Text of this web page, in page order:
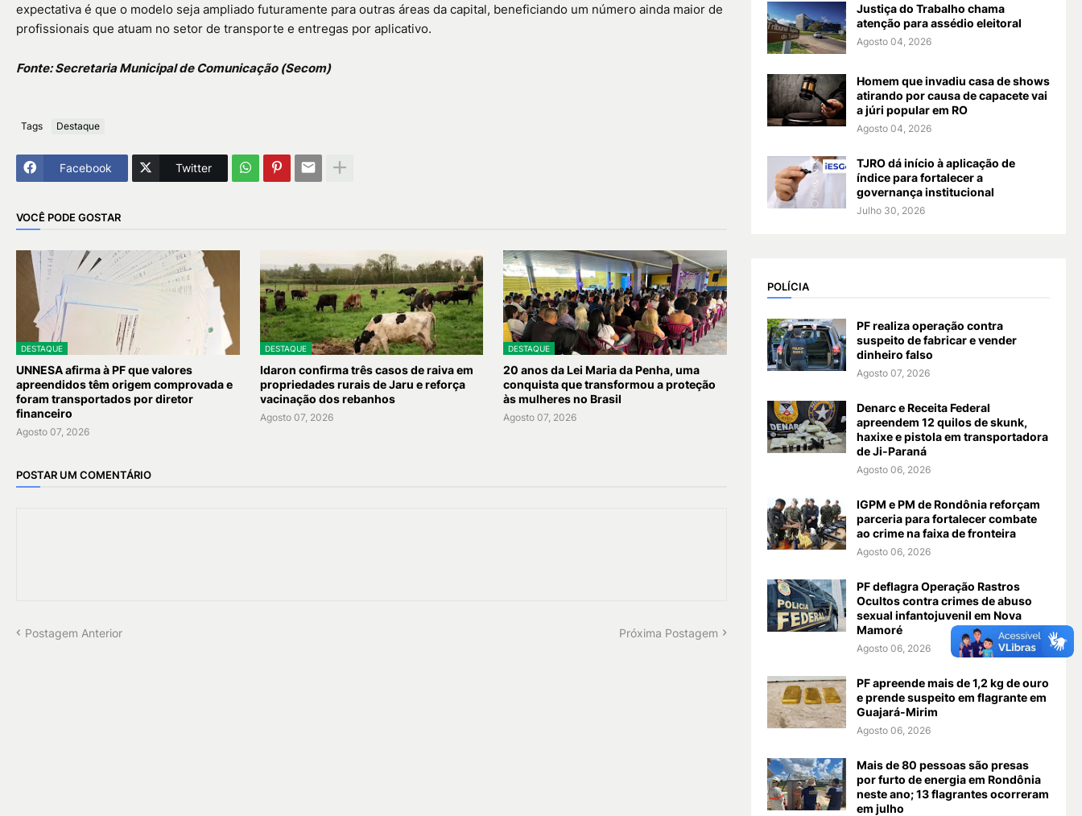
expectativa é que o modelo seja ampliado futuramente para outras áreas da capital, beneficiando um número ainda maior de
profissionais que atuam no setor de transporte e entregas por aplicativo.
Fonte:Secretaria Municipal de Comunicação (Secom)
Tags Destaque
Facebook Twitter
VOCÊ PODE GOSTAR
DESTAQUE
UNNESA afirma à PF que valores
apreendidos têm origem comprovada e
foram transportados por diretor
financeiro
Agosto 07, 2026
DESTAQUE
Idaron confirma três casos de raiva em
propriedades rurais de Jaru e reforça
vacinação dos rebanhos
Agosto 07, 2026
DESTAQUE
20 anos da Lei Maria da Penha, uma
conquista que transformou a proteção
às mulheres no Brasil
Agosto 07, 2026
POSTAR UM COMENTÁRIO
Postagem Anterior Próxima Postagem
Justiça do Trabalho chama
atenção para assédio eleitoral
Agosto 04, 2026
Homem que invadiu casa de shows
atirando por causa de capacete vai
a júri popular em RO
Agosto 04, 2026
TJRO dá início à aplicação de
índice para fortalecer a
governança institucional
Julho 30, 2026
POLÍCIA
PF realiza operação contra
suspeito de fabricar e vender
dinheiro falso
Agosto 07, 2026
Denarc e Receita Federal
apreendem 12 quilos de skunk,
haxixe e pistola em transportadora
de Ji-Paraná
Agosto 06, 2026
IGPM e PM de Rondônia reforçam
parceria para fortalecer combate
ao crime na faixa de fronteira
Agosto 06, 2026
PF deflagra Operação Rastros
Ocultos contra crimes de abuso
sexual infantojuvenil em Nova
Mamoré
Agosto 06, 2026
PF apreende mais de 1,2 kg de ouro
e prende suspeito em flagrante em
Guajará-Mirim
Agosto 06, 2026
Mais de 80 pessoas são presas
por furto de energia em Rondônia
neste ano; 13 flagrantes ocorreram
em julho